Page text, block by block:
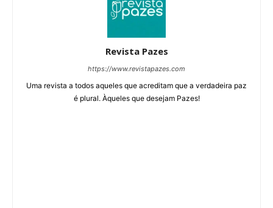
Revista Pazes
https://www.revistapazes.com
Uma revista a todos aqueles que acreditam que a verdadeira paz
é plural. Àqueles que desejam Pazes!